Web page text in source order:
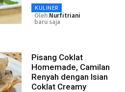
KULINER
Oleh Nurfitriani
baru saja
Pisang Coklat
Homemade, Camilan
Renyah dengan Isian
Coklat Creamy